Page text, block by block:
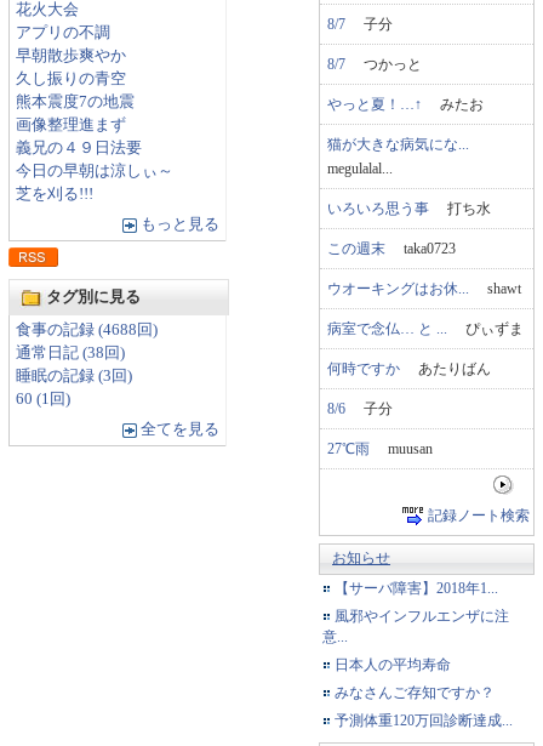
花火大会
アプリの不調
早朝散歩爽やか
久し振りの青空
熊本震度7の地震
画像整理進まず
義兄の４９日法要
今日の早朝は涼しぃ～
芝を刈る!!!
もっと見る
タグ別に見る
食事の記録 (4688回)
通常日記 (38回)
睡眠の記録 (3回)
60 (1回)
全てを見る
8/7 子分
8/7 つかっと
やっと夏！…↑ みたお
猫が大きな病気にな...
megulalal...
いろいろ思う事 打ち水
この週末 taka0723
ウオーキングはお休... shawt
病室で念仏… と ... ぴぃずま
何時ですか あたりばん
8/6 子分
27℃雨 muusan
記録ノート検索
お知らせ
【サーバ障害】2018年1...
風邪やインフルエンザに注
意...
日本人の平均寿命
みなさんご存知ですか？
予測体重120万回診断達成...